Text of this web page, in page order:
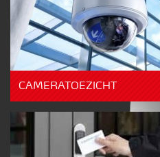
CAMERATOEZICHT